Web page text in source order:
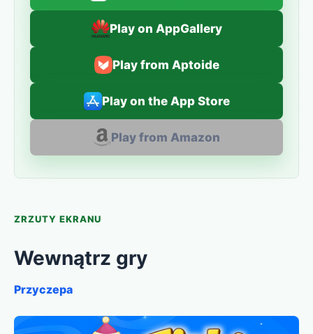
Play on AppGallery
Play from Aptoide
Play on the App Store
Play from Amazon
ZRZUTY EKRANU
Wewnątrz gry
Przyczepa